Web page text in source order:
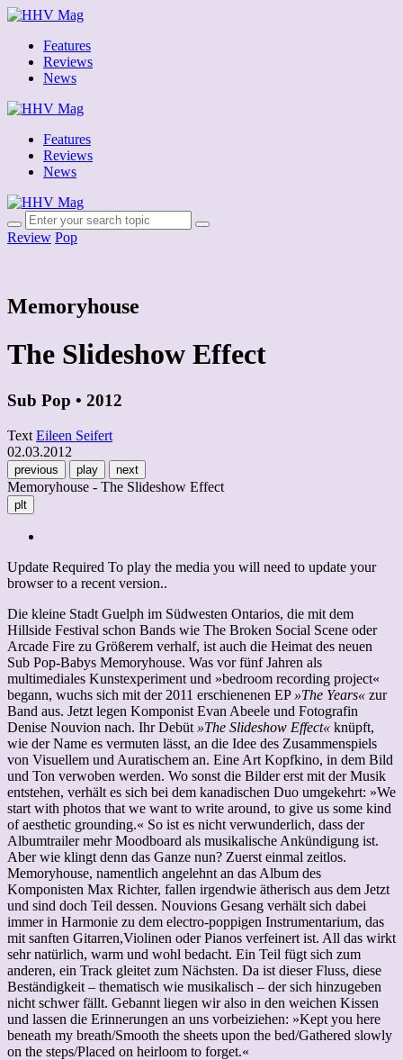
Features
Reviews
News
Features
Reviews
News
Review Pop
Memoryhouse
The Slideshow Effect
Sub Pop • 2012
Text Eileen Seifert
02.03.2012
previous play next
Memoryhouse - The Slideshow Effect
plt
Update Required To play the media you will need to update your
browser to a recent version..
Die kleine Stadt Guelph im Südwesten Ontarios, die mit dem
Hillside Festival schon Bands wie The Broken Social Scene oder
Arcade Fire zu Größerem verhalf, ist auch die Heimat des neuen
Sub Pop-Babys Memoryhouse. Was vor fünf Jahren als
multimediales Kunstexperiment und »bedroom recording project«
begann, wuchs sich mit der 2011 erschienenen EP »The Years« zur
Band aus. Jetzt legen Komponist Evan Abeele und Fotografin
Denise Nouvion nach. Ihr Debüt »The Slideshow Effect« knüpft,
wie der Name es vermuten lässt, an die Idee des Zusammenspiels
von Visuellem und Auratischem an. Eine Art Kopfkino, in dem Bild
und Ton verwoben werden. Wo sonst die Bilder erst mit der Musik
entstehen, verhält es sich bei dem kanadischen Duo umgekehrt: »We
start with photos that we want to write around, to give us some kind
of aesthetic grounding.« So ist es nicht verwunderlich, dass der
Albumtrailer mehr Moodboard als musikalische Ankündigung ist.
Aber wie klingt denn das Ganze nun? Zuerst einmal zeitlos.
Memoryhouse, namentlich angelehnt an das Album des
Komponisten Max Richter, fallen irgendwie ätherisch aus dem Jetzt
und sind doch Teil dessen. Nouvions Gesang verhält sich dabei
immer in Harmonie zu dem electro-poppigen Instrumentarium, das
mit sanften Gitarren,Violinen oder Pianos verfeinert ist. All das wirkt
sehr natürlich, warm und wohl bedacht. Ein Teil fügt sich zum
anderen, ein Track gleitet zum Nächsten. Da ist dieser Fluss, diese
Beständigkeit – thematisch wie musikalisch – der sich hinzugeben
nicht schwer fällt. Gebannt liegen wir also in den weichen Kissen
und lassen die Erinnerungen an uns vorbeiziehen: »Kept you here
beneath my breath/Smooth the sheets upon the bed/Gathered slowly
on the steps/Placed on heirloom to forget.«